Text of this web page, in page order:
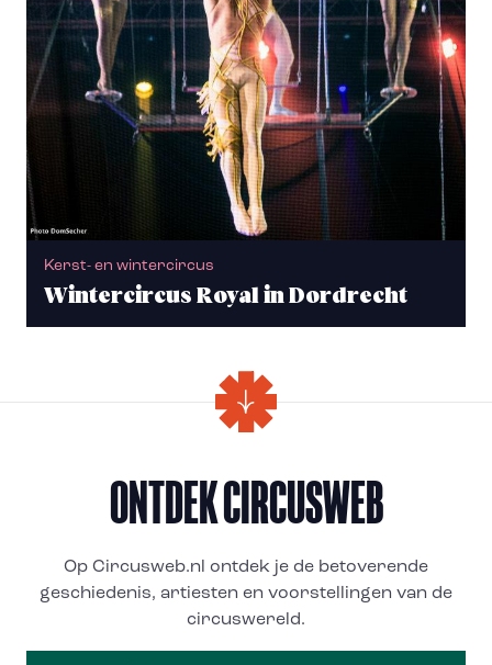
Kerst- en wintercircus
Wintercircus Royal in Dordrecht
ONTDEK CIRCUSWEB
Op Circusweb.nl ontdek je de betoverende
geschiedenis, artiesten en voorstellingen van de
circuswereld.